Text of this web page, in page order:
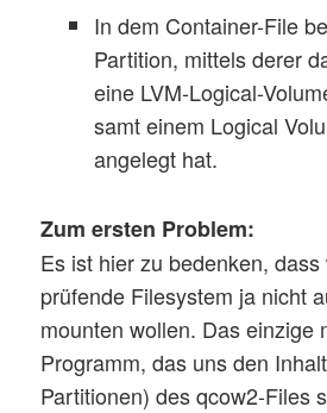
In dem Container-File
Partition, mittels derer
eine LVM-Logical-
samt einem Logical
angelegt hat.
Zum ersten Problem:
Es ist hier zu bedenken, dass
prüfende Filesystem ja nicht
mounten wollen. Das einzige
Programm, das uns den
Partitionen) des qcow2-Files